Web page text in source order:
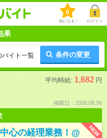
0
気になる！ ログイン
果
イト一覧 条件の変更
平均時給: 1,682 円
掲載日：2026.08.06
NEW
心の経理業務！@